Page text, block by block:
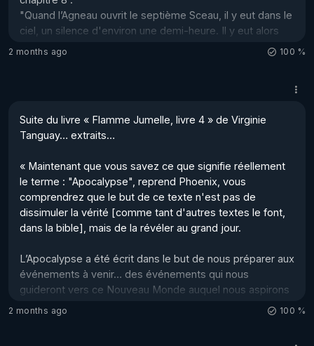
"Quand l’Agneau ouvrit le septième Sceau, il y eut dans le
ciel, un silence d'environ une demi-heure. Il y eut alors
des coups de tonnerre, des voix, des éclairs et un
"Puis je vis un Ciel Nouveau et une Terre Nouvelle, car le
...
2 months ago 100 %
Suite du livre « Flamme Jumelle, livre 4 » de Virginie
Tanguay… extraits…
« Maintenant que vous savez ce que signifie réellement
le terme : "Apocalypse", reprend Phoenix, vous
comprendrez que le but de ce texte n'est pas de
dissimuler la vérité [comme tant d'autres textes le font,
dans la bible], mais de la révéler au grand jour.
L’Apocalypse a été écrit dans le but de nous préparer aux
événements à venir… des événements qui nous
guideront vers ce Nouveau Monde auquel nous aspirons
tous.
2 months ago 100 %